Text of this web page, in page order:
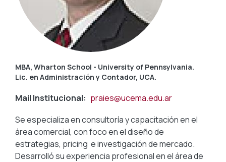
MBA, Wharton School - University of Pennsylvania.
Lic. en Administración y Contador, UCA.
Mail Institucional
praies@ucema.edu.ar
Se especializa en consultoría y capacitación en el
área comercial, con foco en el diseño de
estrategias, pricing e investigación de mercado.
Desarrolló su experiencia profesional en el área de